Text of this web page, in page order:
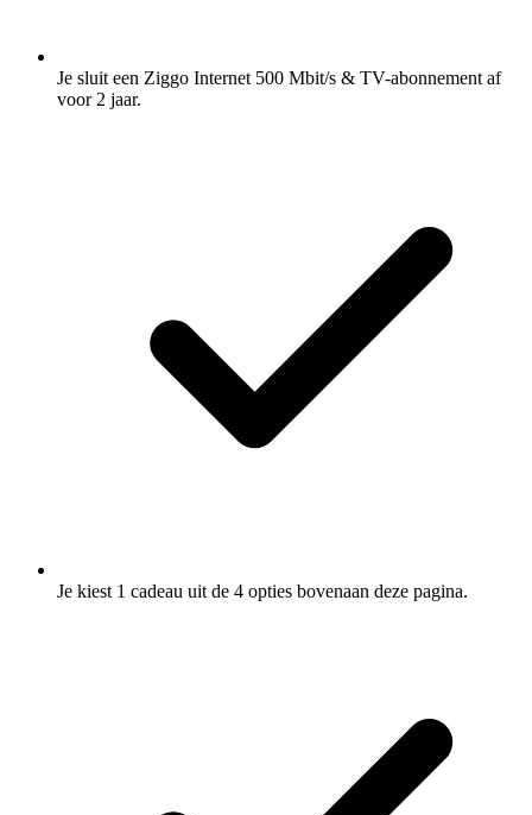
Je sluit een Ziggo Internet 500 Mbit/s & TV-abonnement af
voor 2 jaar.
Je kiest 1 cadeau uit de 4 opties bovenaan deze pagina.